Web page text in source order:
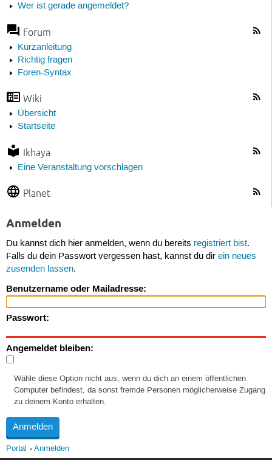
Wer ist gerade angemeldet?
Forum
Kurzanleitung
Richtig fragen
Foren-Syntax
Wiki
Übersicht
Startseite
Ikhaya
Eine Veranstaltung vorschlagen
Planet
Anmelden
Du kannst dich hier anmelden, wenn du bereits registriert bist.
Falls du dein Passwort vergessen hast, kannst du dir ein neues
zusenden lassen.
Benutzername oder Mailadresse:
Passwort:
Angemeldet bleiben:
Wähle diese Option nicht aus, wenn du dich an einem öffentlichen
Computer befindest, da sonst fremde Personen möglicherweise Zugang
zu deinem Konto erhalten.
Portal Anmelden